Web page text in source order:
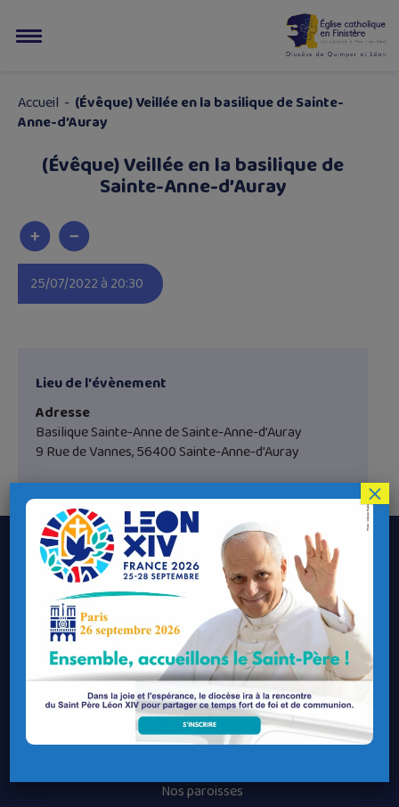
Accueil - (Évêque) Veillée en la basilique de Sainte-
Anne-d’Auray
(Évêque) Veillée en la basilique de
Sainte-Anne-d’Auray
25/07/2022 à 20:30
Lieu de l'évènement
Adresse
Basilique Sainte-Anne de Sainte-Anne-d’Auray
9 Rue de Vannes, 56400 Sainte-Anne-d'Auray
Le Diocèse de Quimper et Léon
Contacter le Diocèse
Contacter ma Paroisse
Contacter un service
Contacter une permanence
Recrutement
Horaires des messes
Nos paroisses
×